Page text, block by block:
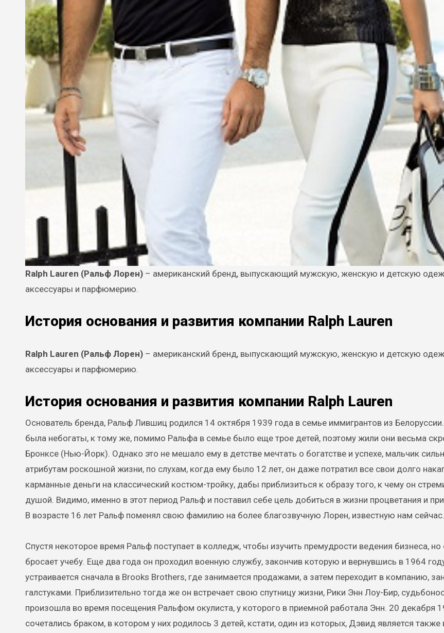
Ralph Lauren (Ральф Лорен) – американский бренд, выпускающий мужскую, женскую и детскую
аксессуары и парфюмерию.
История основания и развития компании Ralph Lauren
Ralph Lauren (Ральф Лорен) – американский бренд, выпускающий мужскую, женскую и детскую
аксессуары и парфюмерию.
История основания и развития компании Ralph Lauren
Основатель бренда, Ральф Лившиц родился 14 октября 1939 года в семье иммигрантов из
была небогаты, к тому же, помимо Ральфа в семье было еще трое детей, поэтому жили они весьма
Бронксе (Нью-Йорк). Однако это не мешало ему в детстве мечтать о богатстве и успехе, мальчик
атрибутам роскошной жизни, по слухам, когда ему было 12 лет, он даже потратил все свои долго
карманные деньги на классический костюм-тройку, дабы приблизиться к образу того, к чему он
душой. Видимо, именно в этот период Ральф и поставил себе цель добиться в жизни процветания и
В возрасте 16 лет Ральф поменял свою фамилию на более благозвучную Лорен, известную нам сейчас.
Спустя некоторое время Ральф поступает в колледж, чтобы изучить премудрости ведения бизнеса, но
бросает учебу. Еще два года он проходил военную службу, закончив которую и вернувшись в 1964
устраивается сначала в Brooks Brothers, где занимается продажами, а затем переходит в компанию,
галстуками. Приблизительно тогда же он встречает свою спутницу жизни, Рики Энн Лоу-Бир,
произошла во время посещения Ральфом окулиста, у которого в приемной работала Энн. 20 декабря
сочетались браком, в котором у них родилось 3 детей, кстати, один из которых, Дэвид является также